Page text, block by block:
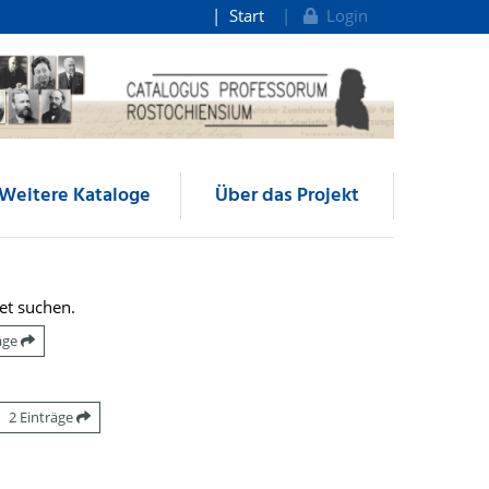
Start Login
Kataloge Über das Projekt
suchen.
2 Einträge